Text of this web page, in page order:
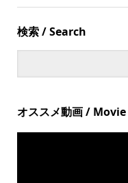
検索 / Search
オススメ動画 / Movie